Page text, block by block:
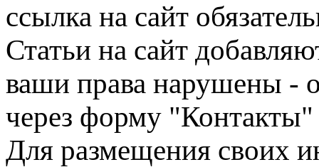
ссылка на сайт
Статьи на сайт
ваши права нарушены -
через форму "Контакты"
Для размещения своих